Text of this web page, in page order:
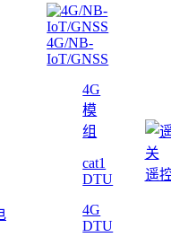
4G/NB-
IoT/GNSS
4G
模
组
cat1
DTU
4G
DTU
遥